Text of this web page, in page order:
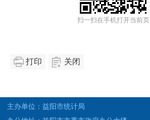
扫一扫在手机打开当前页
打印 关闭
主办单位：益阳市统计局